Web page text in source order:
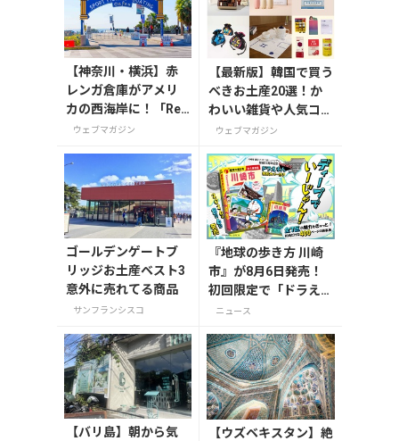
【神奈川・横浜】赤
レンガ倉庫がアメリ
カの西海岸に！「Red
Brick Sunset 2026」
ウェブマガジン
【最新版】韓国で買う
べきお土産20選！か
わいい雑貨や人気コス
メを紹介
ウェブマガジン
ゴールデンゲートブ
リッジお土産ベスト3
意外に売れてる商品
サンフランシスコ
『地球の歩き方 川崎
市』が8月6日発売！
初回限定で「ドラえも
ん」描き下ろし特別カ
ニュース
【バリ島】朝から気
【ウズベキスタン】絶